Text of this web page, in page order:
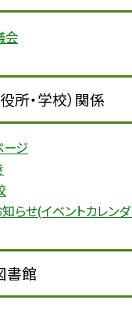
会
所・学校）関係
ージ
らせ(イベントカレン
書館